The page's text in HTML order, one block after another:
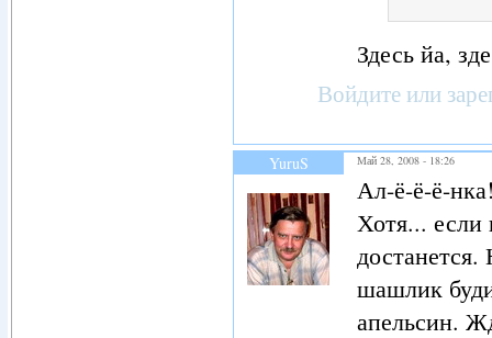
Здесь йа,
Войдите или
YuruS Май 28, 2008 - 18:26
Ал-ё-ё-ё-
Хотя...
шашлик
апельсин.